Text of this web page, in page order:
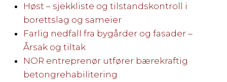
Høst – sjekkliste og tilstandskontroll i
borettslag og sameier
Farlig nedfall fra bygårder og fasader –
Årsak og tiltak
NOR entreprenør utfører bærekraftig
betongrehabilitering